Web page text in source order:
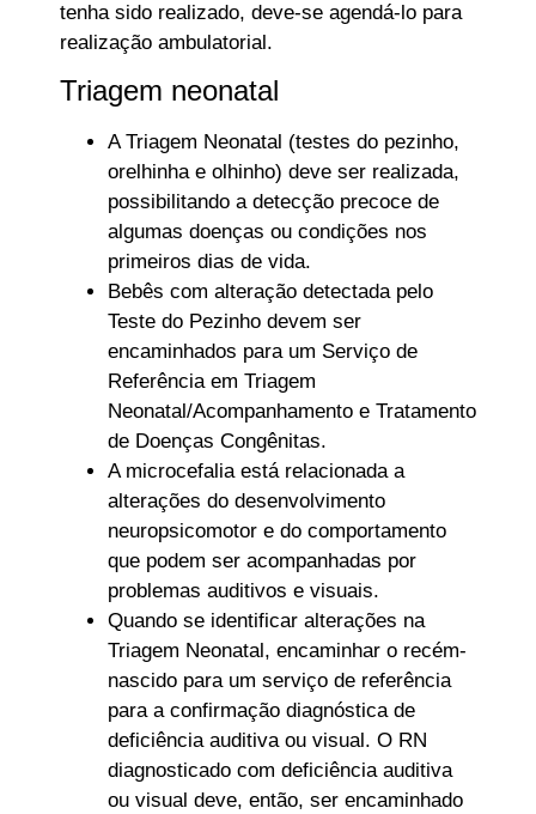
tenha sido realizado, deve-se agendá-lo para
realização ambulatorial.
Triagem neonatal
A Triagem Neonatal (testes do pezinho,
orelhinha e olhinho) deve ser realizada,
possibilitando a detecção precoce de
algumas doenças ou condições nos
primeiros dias de vida.
Bebês com alteração detectada pelo
Teste do Pezinho devem ser
encaminhados para um Serviço de
Referência em Triagem
Neonatal/Acompanhamento e Tratamento
de Doenças Congênitas.
A microcefalia está relacionada a
alterações do desenvolvimento
neuropsicomotor e do comportamento
que podem ser acompanhadas por
problemas auditivos e visuais.
Quando se identificar alterações na
Triagem Neonatal, encaminhar o recém-
nascido para um serviço de referência
para a confirmação diagnóstica de
deficiência auditiva ou visual. O RN
diagnosticado com deficiência auditiva
ou visual deve, então, ser encaminhado